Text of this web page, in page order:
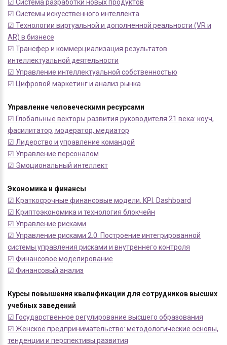
☑ Система разработки новых продуктов
☑ Системы искусственного интеллекта
☑ Технологии виртуальной и дополненной реальности (VR и
AR) в бизнесе
☑ Трансфер и коммерциализация результатов
интеллектуальной деятельности
☑ Управление интеллектуальной собственностью
☑ Цифровой маркетинг и анализ рынка
Управление человеческими ресурсами
☑ Глобальные векторы развития руководителя 21 века: коуч,
фасилитатор, модератор, медиатор
☑ Лидерство и управление командой
☑ Управление персоналом
☑ Эмоциональный интеллект
Экономика и финансы
☑ Краткосрочные финансовые модели. KPI. Dashboard
☑ Криптоэкономика и технология блокчейн
☑ Управление рисками
☑ Управление рисками 2.0. Построение интегрированной
системы управления рисками и внутреннего контроля
☑ Финансовое моделирование
☑ Финансовый анализ
Курсы повышения квалификации для сотрудников высших
учебных заведений
☑ Государственное регулирование высшего образования
☑ Женское предпринимательство: методологические основы,
тенденции и перспективы развития